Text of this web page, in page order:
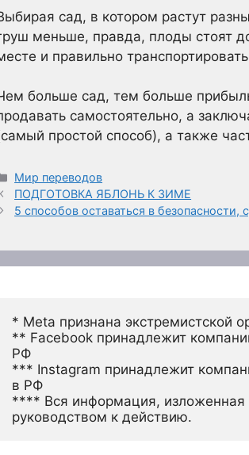
сад, в котором растут
меньше, правда, плоды стоят
и правильно
больше сад, тем больше
самостоятельно, а
простой способ), а также
Рубрики
Мир переводов
ПОДГОТОВКА ЯБЛОНЬ К ЗИМЕ
5 способов оставаться в безопасности,
* Meta признана экстремистской
** Facebook принадлежит
РФ
*** Instagram принадлежит
в РФ
**** Вся информация, изложенная
руководством к действию.